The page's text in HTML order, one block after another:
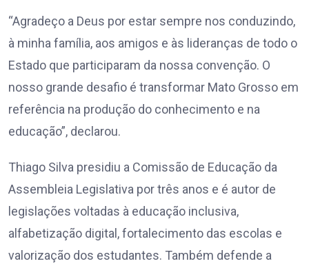
“Agradeço a Deus por estar sempre nos conduzindo,
à minha família, aos amigos e às lideranças de todo o
Estado que participaram da nossa convenção. O
nosso grande desafio é transformar Mato Grosso em
referência na produção do conhecimento e na
educação”, declarou.
Thiago Silva presidiu a Comissão de Educação da
Assembleia Legislativa por três anos e é autor de
legislações voltadas à educação inclusiva,
alfabetização digital, fortalecimento das escolas e
valorização dos estudantes. Também defende a